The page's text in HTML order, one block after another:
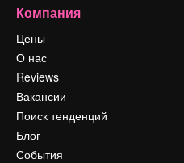
Компания
Цены
О нас
Reviews
Вакансии
Поиск тенденций
Блог
События